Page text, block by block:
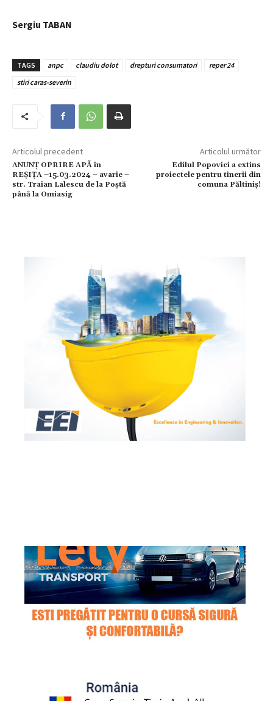
Sergiu TABAN
TAGS anpc claudiu dolot drepturi consumatori
reper 24
stiri caras-severin
Articolul precedent
ANUNȚ OPRIRE APĂ în
REŞIŢA –15.03.2024 – avarie –
str. Traian Lalescu de la Poștă
până la Omiasig
Articolul următor
Edilul Popovici a extins
proiectele pentru tinerii din
comuna Păltiniș!